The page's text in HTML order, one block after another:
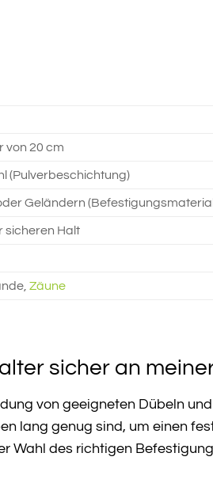
von 20 cm
(Pulverbeschichtung)
Geländern
sicheren Halt
Zäune
sicher an
von geeigneten Dübeln
lang genug sind, um einen
Wahl des richtigen